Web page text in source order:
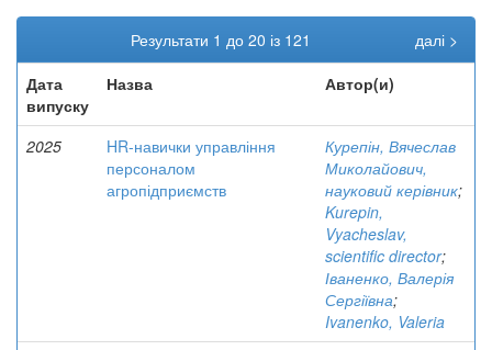
Результати 1 до 20 із 121
далі >
Дата
випуску
Назва Автор(и)
2025
HR-навички управління
персоналом
агропідприємств
Курепін, Вячеслав
Миколайович,
науковий керівник;
Kurepin,
Vyacheslav,
scientific director;
Іваненко, Валерія
Сергіївна;
Ivanenko, Valeria